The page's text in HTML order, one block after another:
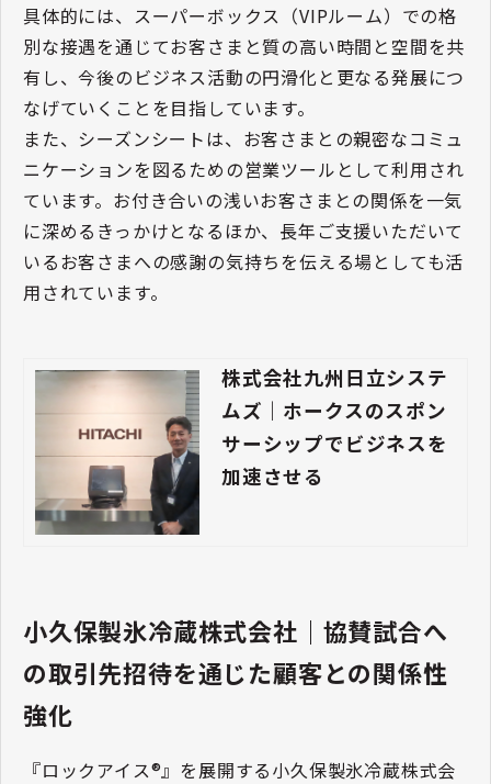
具体的には、スーパーボックス（VIPルーム）での格
別な接遇を通じてお客さまと質の高い時間と空間を共
有し、今後のビジネス活動の円滑化と更なる発展につ
なげていくことを目指しています。
また、シーズンシートは、お客さまとの親密なコミュ
ニケーションを図るための営業ツールとして利用され
ています。お付き合いの浅いお客さまとの関係を一気
に深めるきっかけとなるほか、長年ご支援いただいて
いるお客さまへの感謝の気持ちを伝える場としても活
用されています。
株式会社九州日立システ
ムズ｜ホークスのスポン
サーシップでビジネスを
加速させる
小久保製氷冷蔵株式会社｜協賛試合へ
の取引先招待を通じた顧客との関係性
強化
『ロックアイス®』を展開する小久保製氷冷蔵株式会